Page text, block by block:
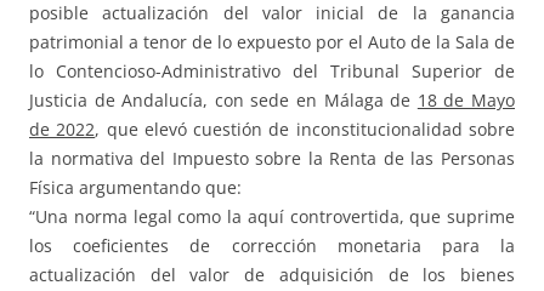
posible actualización del valor inicial de la ganancia
patrimonial a tenor de lo expuesto por el Auto de la Sala de
lo Contencioso-Administrativo del Tribunal Superior de
Justicia de Andalucía, con sede en Málaga de 18 de Mayo
de 2022, que elevó cuestión de inconstitucionalidad sobre
la normativa del Impuesto sobre la Renta de las Personas
Física argumentando que:
“Una norma legal como la aquí controvertida, que suprime
los coeficientes de corrección monetaria para la
actualización del valor de adquisición de los bienes